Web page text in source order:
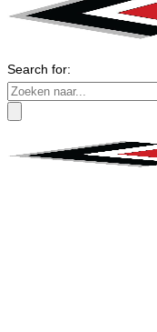
Search for: